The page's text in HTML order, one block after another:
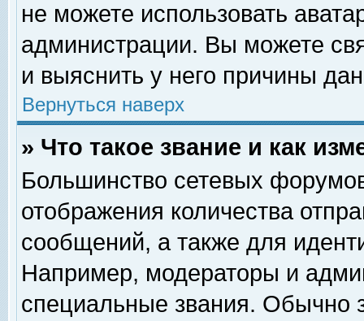
не можете использовать
администрации. Вы можете
и выяснить у него причины
Вернуться наверх
» Что такое звание и как
Большинство сетевых
отображения количества
сообщений, а также для
Например, модераторы и
специальные звания. Обычно